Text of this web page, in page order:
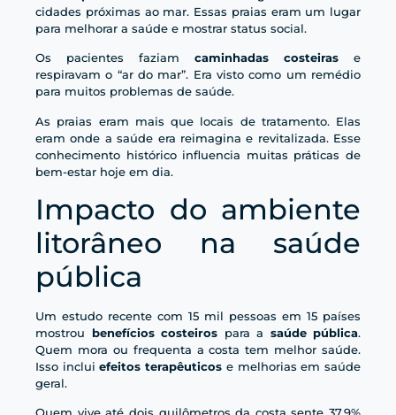
cidades próximas ao mar. Essas praias eram um lugar
para melhorar a saúde e mostrar status social.
Os pacientes faziam caminhadas costeiras e
respiravam o “ar do mar”. Era visto como um remédio
para muitos problemas de saúde.
As praias eram mais que locais de tratamento. Elas
eram onde a saúde era reimagina e revitalizada. Esse
conhecimento histórico influencia muitas práticas de
bem-estar hoje em dia.
Impacto do ambiente
litorâneo na saúde
pública
Um estudo recente com 15 mil pessoas em 15 países
mostrou benefícios costeiros para a saúde pública.
Quem mora ou frequenta a costa tem melhor saúde.
Isso incluiefeitos terapêuticos e melhorias em saúde
geral.